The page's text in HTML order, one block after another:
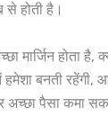
होती है।
मार्जिन होता है,
हमेशा बनती
पैसा कमा